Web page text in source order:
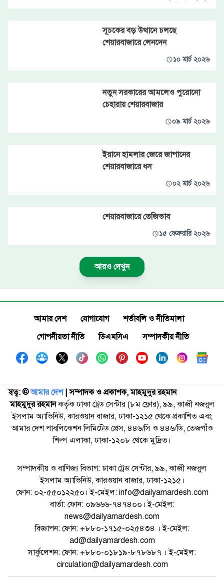
সূচকের বড় উত্থানে চলছে
শেয়ারবাজারে লেনদেন
১০ মার্চ ২০২৬
নতুন সরকারের আমলেও পুরোনো
চেহারায় শেয়ারবাজার
০৯ মার্চ ২০২৬
ইরানে হামলার জেরে জাপানের
শেয়ারবাজারে ধস
০২ মার্চ ২০২৬
শেয়ারবাজারে তেজিভাব
১৫ ফেব্রুয়ারি ২০২৬
আরও দেখুন
আমার দেশ যোগাযোগ
শর্তাবলি ও নীতিমালা
গোপনীয়তা নীতি
ডিএমসিএ সম্পাদকীয় নীতি
স্বত্ব: ©️আমার দেশ| সম্পাদক ও প্রকাশক, মাহমুদুর রহমান
মাহমুদুর রহমানকর্তৃক ঢাকা ট্রেড সেন্টার (৮ম ফ্লোর), ৯৯, কাজী নজরুল
ইসলাম অ্যাভিনিউ, কারওয়ান বাজার, ঢাকা-১২১৫ থেকে প্রকাশিত এবং
আমার দেশ পাবলিকেশন লিমিটেড প্রেস, ৪৪৬/সি ও ৪৪৬/ডি, তেজগাঁও
শিল্প এলাকা, ঢাকা-১২০৮ থেকে মুদ্রিত।
সম্পাদকীয় ও বাণিজ্য বিভাগ: ঢাকা ট্রেড সেন্টার, ৯৯, কাজী নজরুল
ইসলাম অ্যাভিনিউ, কারওয়ান বাজার, ঢাকা-১২১৫।
ফোন: ০২-৫৫০১২২৫০। ই-মেইল: info@dailyamardesh.com
বার্তা: ফোন: ০৯৬৬৬-৭৪৭৪০০। ই-মেইল:
news@dailyamardesh.com
বিজ্ঞাপন: ফোন: +৮৮০-১৭১৫-০২৫৪৩৪ । ই-মেইল:
ad@dailyamardesh.com
সার্কুলেশন: ফোন: +৮৮০-০১৮১৯-৮৭৮৬৮৭ । ই-মেইল:
circulation@dailyamardesh.com